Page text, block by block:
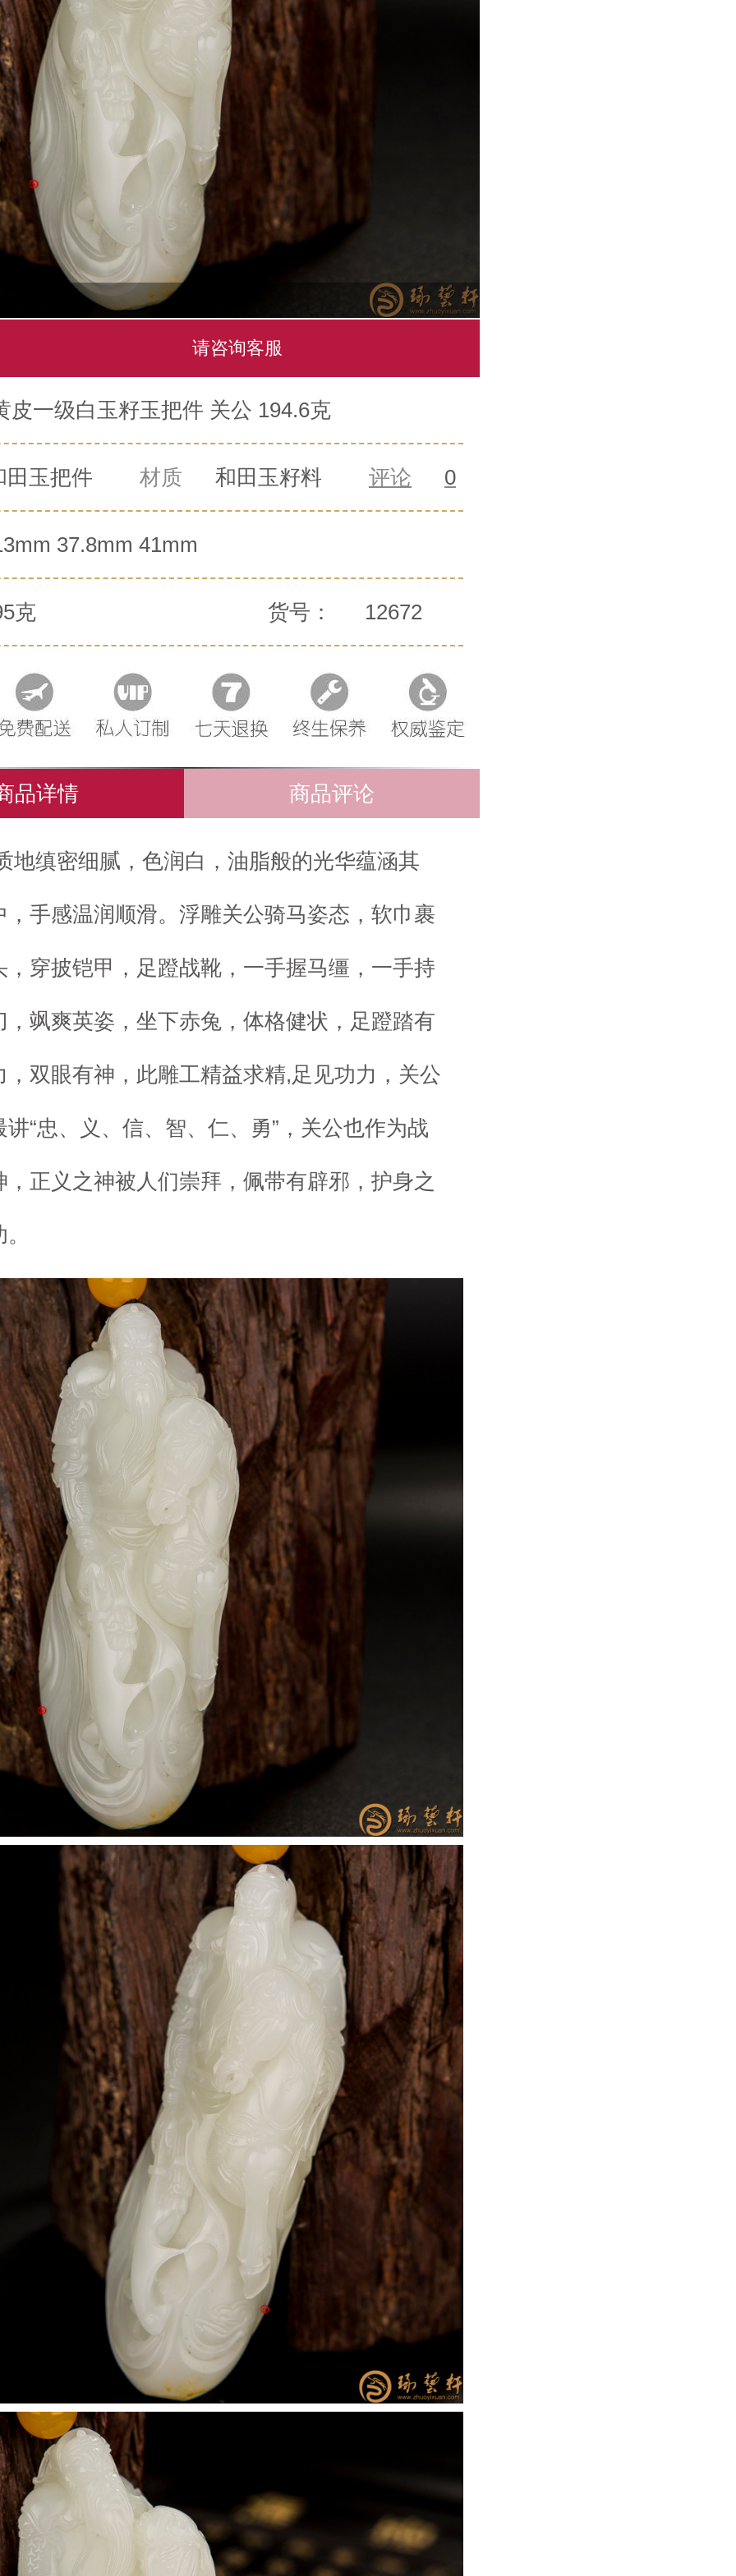
请咨询客服
皮一级白玉籽玉把件 关公 194.6克
玉把件 材质 和田玉籽料 评论 0
37.8mm 41mm
克 货号： 12672
品详情 商品评论
地缜密细腻，色润白，油脂般的光华蕴涵其
，手感温润顺滑。浮雕关公骑马姿态，软巾裹
，穿披铠甲，足蹬战靴，一手握马缰，一手持
，飒爽英姿，坐下赤兔，体格健状，足蹬踏有
，双眼有神，此雕工精益求精,足见功力，关公
讲“忠、义、信、智、仁、勇”，关公也作为战
，正义之神被人们崇拜，佩带有辟邪，护身之
。